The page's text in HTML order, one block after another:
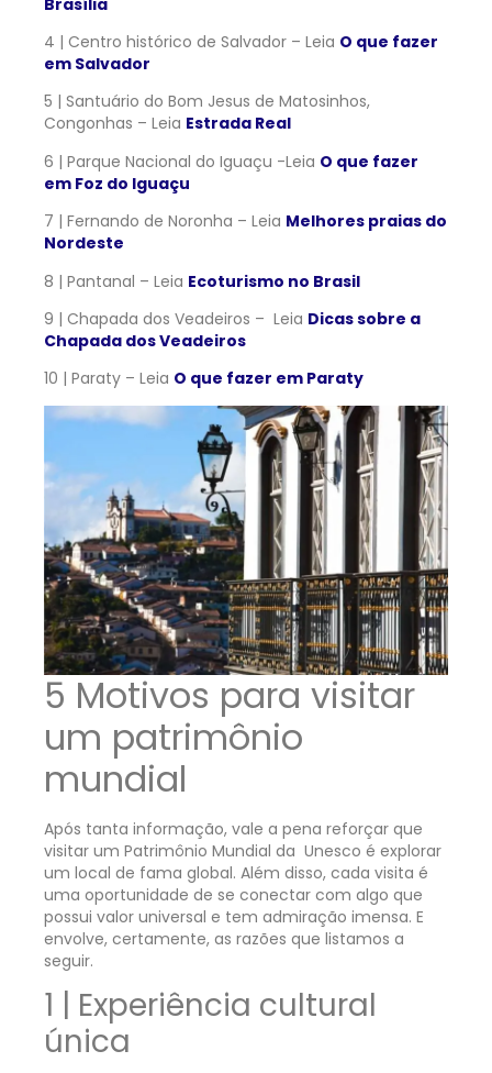
4 | Centro histórico de Salvador – Leia O que fazer
em Salvador
5 | Santuário do Bom Jesus de Matosinhos,
Congonhas – Leia Estrada Real
6 | Parque Nacional do Iguaçu -Leia O que fazer
em Foz do Iguaçu
7 | Fernando de Noronha – Leia Melhores praias do
Nordeste
8 | Pantanal – Leia Ecoturismo no Brasil
9 | Chapada dos Veadeiros – Leia Dicas sobre a
Chapada dos Veadeiros
10 | Paraty – Leia O que fazer em Paraty
5 Motivos para visitar
um patrimônio
mundial
Após tanta informação, vale a pena reforçar que
visitar um Patrimônio Mundial da Unesco é explorar
um local de fama global. Além disso, cada visita é
uma oportunidade de se conectar com algo que
possui valor universal e tem admiração imensa. E
envolve, certamente, as razões que listamos a
seguir.
1 | Experiência cultural
única